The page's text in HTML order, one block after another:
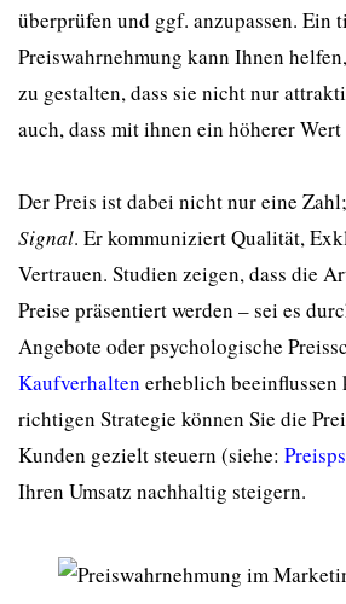
überprüfen und ggf. anzupassen. Ein
Preiswahrnehmung kann Ihnen
zu gestalten, dass sie nicht nur
auch, dass mit ihnen ein höherer
Der Preis ist dabei nicht nur eine
Signal. Er kommuniziert Qualität,
Vertrauen. Studien zeigen, dass die
Preise präsentiert werden – sei es
Angebote oder psychologische
Kaufverhalten erheblich
richtigen Strategie können Sie die
Kunden gezielt steuern (siehe:
Ihren Umsatz nachhaltig steigern.